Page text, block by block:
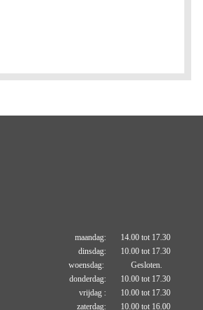
maandag: 14.00 tot 17.30
dinsdag: 10.00 tot 17.30
woensdag: Gesloten.
donderdag: 10.00 tot 17.30
vrijdag : 10.00 tot 17.30
zaterdag: 10.00 tot 16.00